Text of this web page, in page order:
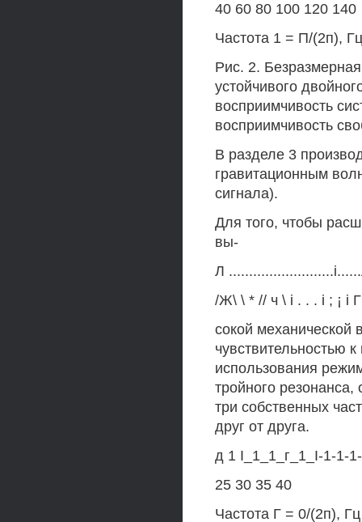
40 60 80 100 120 140
Частота 1 = П/(2п), Гц
Рис. 2.
устойчивого
восприимчивость
восприимчивость
В разделе 3
гравитационным
сигнала).
Для того, чтобы
вы-
Л
/Ж\ \ * // ч \ i . . . i ; ¡ i
сокой механической
чувствительностью
использования
тройного
три собственных
друг от друга.
д 1 I_1_1_г_1_I-1-1-
25 30 35 40
Частота Г = 0/(2п), Гц